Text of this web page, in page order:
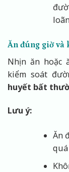
Ăn đúng giờ và
Nhịn ăn hoặc
kiểm soát
huyết bất
Lưu ý:
Ăn